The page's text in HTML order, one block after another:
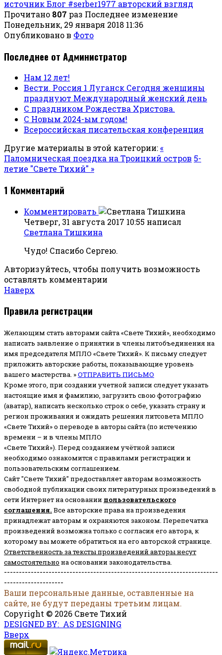
источник Блог #serber1977 авторский взгляд
Прочитано 807 раз Последнее изменение
Понедельник, 29 января 2018 11:36
Опубликовано в Фото
Последнее от Администратор
Нам 12 лет!
Вести. Россия 1 Луганск Сегодня женщины
празднуют Международный женский день
С праздником Рождества Христова.
С Новым 2024-ым годом!
Всероссийская писательская конференция
Другие материалы в этой категории:«
Паломническая поездка на Троицкий остров 5-
летие "Свете Тихий" »
1 Комментарий
Комментировать
Четверг, 31 августа 2017 10:55 написал
Светлана Тишкина
Чудо! Спасибо Сергею.
Авторизуйтесь, чтобы получить возможность
оставлять комментарии
Наверх
Правила регистрации
Желающим стать авторами сайта «Свете Тихий», необходимо
написать заявление о принятии в члены литобъединения на
имя председателя МПЛО «Свете Тихий». К письму следует
приложить авторские работы, показывающие уровень
вашего мастерства. »ОТПРАВИТЬ ПИСЬМО
Кроме этого, при создании учетной записи следует указать
настоящие имя и фамилию, загрузить свою фотографию
(аватар), написать несколько строк о себе, указать страну и
регион проживания и ожидать решения литсовета МПЛО
«Свете Тихий» о переводе в авторы сайта (по истечению
времени – и в члены МПЛО
«Свете Тихий»). Перед созданием учётной записи
необходимо ознакомится с правилами регистрации и
пользовательским соглашением.
Сайт "Свете Тихий" предоставляет авторам возможность
свободной публикации своих литературных произведений в
сети Интернет на основании пользовательского
соглашения. Все авторские права на произведения
принадлежат авторам и охраняются законом. Перепечатка
произведений возможна только с согласия его автора, к
которому вы можете обратиться на его авторской странице.
Ответственность за тексты произведений авторы несут
самостоятельно на основании законодательства.
------------------------------------------------------------------------
--------------------
Ваши персональные данные, оставленные на
сайте, не будут переданы третьим лицам.
Copyright © 2026 Свете Тихий
DESIGNED BY: AS DESIGNING
Вверх